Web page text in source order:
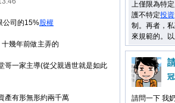
上僅限為特
護不特定投資
制。再者，
來規範的。
公司的15%股權
幾年前做主弄的
哥一家主導(從父親過世就是如此
產有形無形約兩千萬
請問一下 我